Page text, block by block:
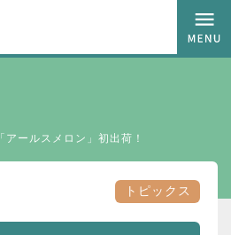
「アールスメロン」初出荷！
トピックス